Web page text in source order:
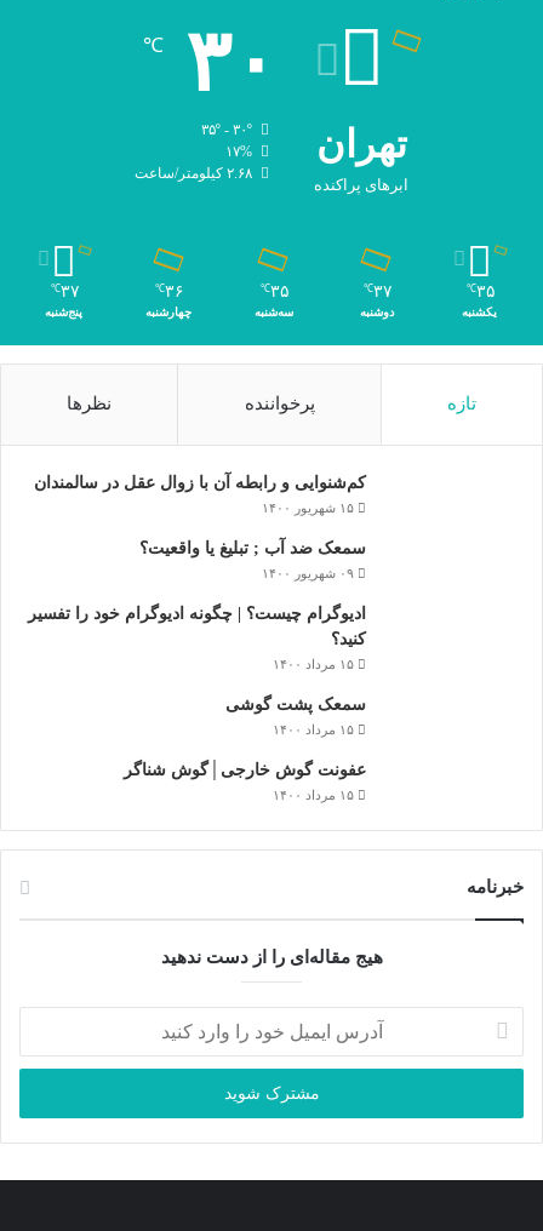
تهران
ابرهای پراکنده
۳۰ ℃
۱۷%
۲.۶۸ کیلومتر/ساعت
۳۵℃
یکشنبه
۳۷℃
دوشنبه
۳۵℃
سه‌شنبه
۳۶℃
چهارشنبه
۳۷℃
پنج‌شنبه
تازه پرخواننده نظرها
کم‌شنوایی و رابطه آن با زوال عقل در سالمندان
۱۵ شهریور ۱۴۰۰
سمعک ضد آب ; تبلیغ یا واقعیت؟
۰۹ شهریور ۱۴۰۰
ادیوگرام چیست؟ | چگونه ادیوگرام خود را تفسیر
کنید؟
۱۵ مرداد ۱۴۰۰
سمعک‌ پشت گوشی
۱۵ مرداد ۱۴۰۰
عفونت گوش خارجی│گوش شناگر
۱۵ مرداد ۱۴۰۰
خبرنامه
هیج مقاله‌ای را از دست ندهید
آدرس
ایمیل
خود
وارد
کنید